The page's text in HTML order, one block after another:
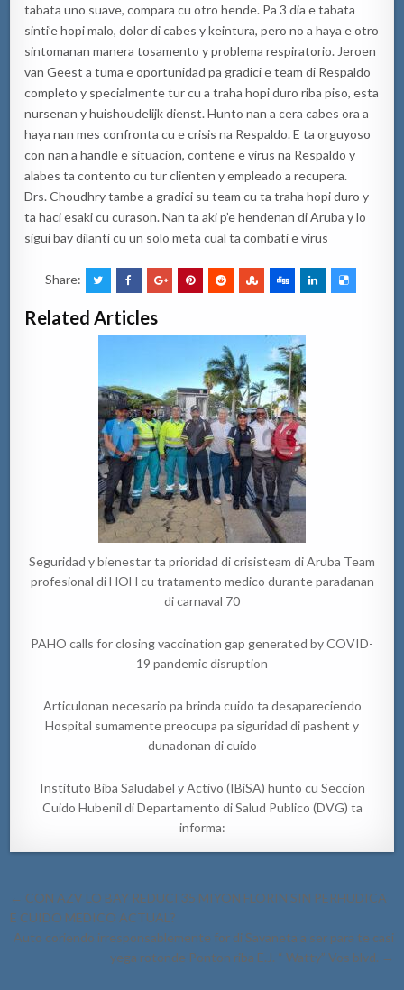
tabata uno suave, compara cu otro hende. Pa 3 dia e tabata
sinti’e hopi malo, dolor di cabes y keintura, pero no a haya e otro
sintomanan manera tosamento y problema respiratorio. Jeroen
van Geest a tuma e oportunidad pa gradici e team di Respaldo
completo y specialmente tur cu a traha hopi duro riba piso, esta
nursenan y huishoudelijk dienst. Hunto nan a cera cabes ora a
haya nan mes confronta cu e crisis na Respaldo. E ta orguyoso
con nan a handle e situacion, contene e virus na Respaldo y
alabes ta contento cu tur clienten y empleado a recupera.
Drs. Choudhry tambe a gradici su team cu ta traha hopi duro y
ta haci esaki cu curason. Nan ta aki p’e hendenan di Aruba y lo
sigui bay dilanti cu un solo meta cual ta combati e virus
Share:
Related Articles
Seguridad y bienestar ta prioridad di crisisteam di Aruba Team
profesional di HOH cu tratamento medico durante paradanan
di carnaval 70
PAHO calls for closing vaccination gap generated by COVID-
19 pandemic disruption
Articulonan necesario pa brinda cuido ta desapareciendo
Hospital sumamente preocupa pa siguridad di pashent y
dunadonan di cuido
Instituto Biba Saludabel y Activo (IBiSA) hunto cu Seccion
Cuido Hubenil di Departamento di Salud Publico (DVG) ta
informa:
Post
navigation
← CON AZV LO BAY REDUCI 35 MIYON FLORIN SIN PERHUDICA
E CUIDO MEDICO ACTUAL?
Auto coriendo irresponsablemente for di Savaneta a ser para te casi
yega rotonde Ponton riba E.J. “ Watty” Vos blvd. →